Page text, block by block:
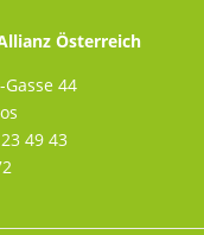
Österreich
44
49 43